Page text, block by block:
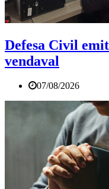
Defesa Civil
vendaval
07/08/2026